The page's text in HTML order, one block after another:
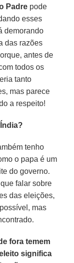
Padre pode
esses
demorando
das razões
antes de
todos os
tanto
mas parece
a respeito!
tenho
o papa é um
do governo.
falar sobre
das eleições,
mas
fora temem
significa